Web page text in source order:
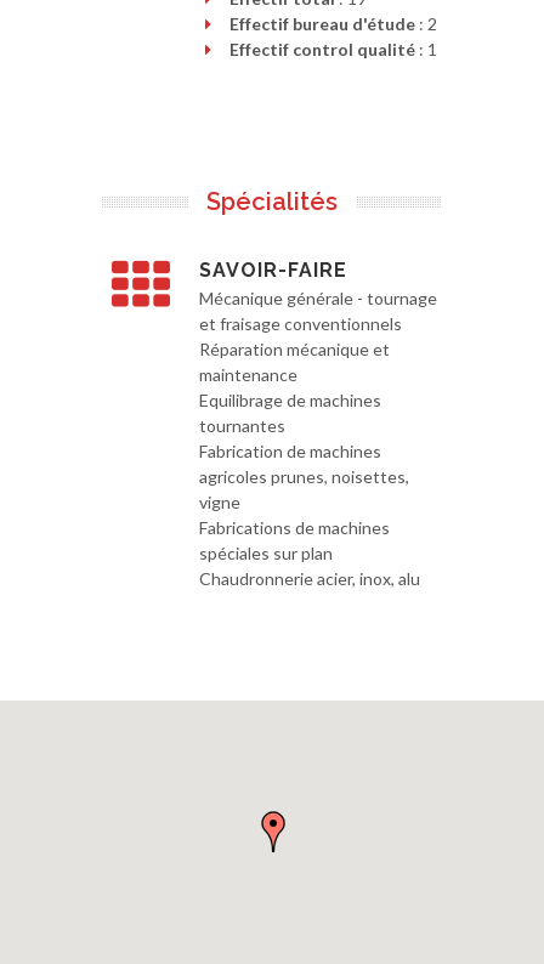
Effectif bureau d'étude: 2
Effectif control qualité: 1
Spécialités
SAVOIR-FAIRE
Mécanique générale - tournage
et fraisage conventionnels
Réparation mécanique et
maintenance
Equilibrage de machines
tournantes
Fabrication de machines
agricoles prunes, noisettes,
vigne
Fabrications de machines
spéciales sur plan
Chaudronnerie acier, inox, alu